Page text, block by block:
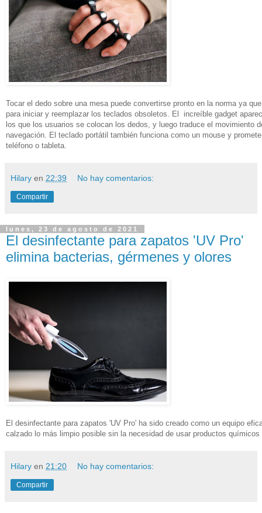
Tocar el dedo sobre una mesa puede convertirse pronto en la norma ya
para iniciar y reemplazar los teclados obsoletos. El increíble gadget
los que los usuarios se colocan los dedos, y luego traduce el movimiento
navegación. El teclado portátil también funciona como un mouse y
teléfono o tableta.
Hilary en 22:39 No hay comentarios:
Compartir
lunes, 23 de agosto de 2021
El desinfectante para zapatos 'UV Pro'
elimina bacterias, gérmenes y olores
El desinfectante para zapatos 'UV Pro' ha sido creado como un equipo
calzado lo más limpio posible sin la necesidad de usar productos
Hilary en 21:20 No hay comentarios:
Compartir